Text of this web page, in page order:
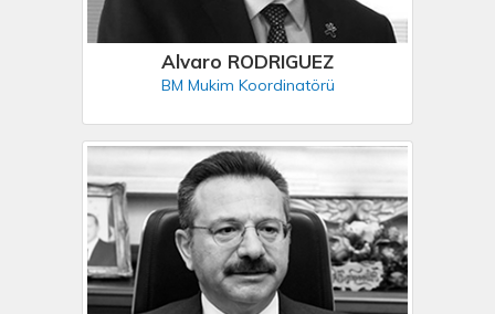
Alvaro RODRIGUEZ
BM Mukim Koordinatörü